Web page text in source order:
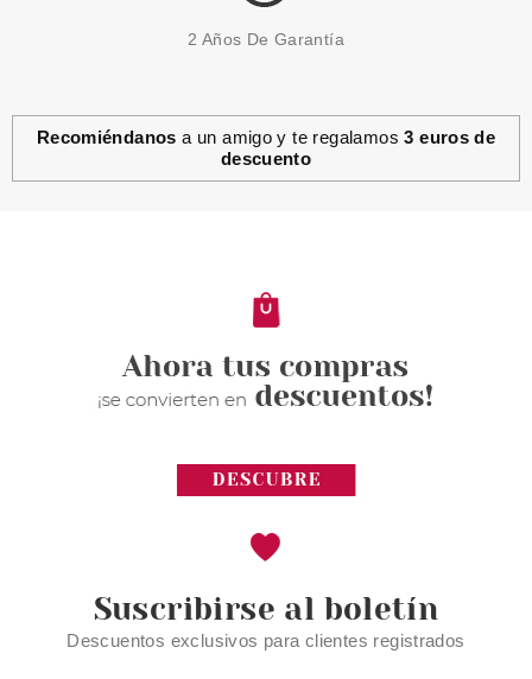
2 Años De Garantía
Recomiéndanos a un amigo y te regalamos3 euros de
descuento
Suscribirse al boletín
Descuentos exclusivos para clientes registrados